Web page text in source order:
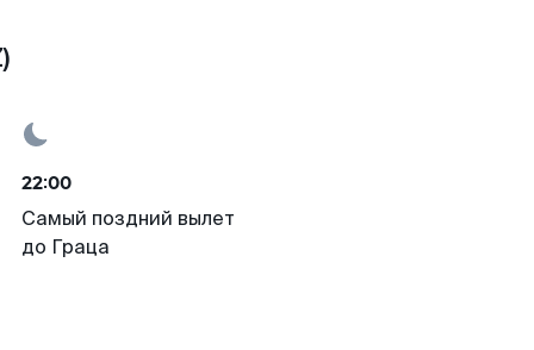
22:00
Самый поздний вылет
до Граца